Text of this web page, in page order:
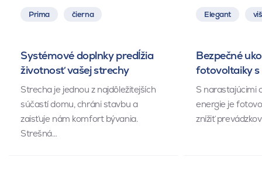
Prima čierna
Systémové doplnky predĺžia
životnosť vašej strechy
Strecha je jednou z najdôležitejších
súčastí domu, chráni stavbu a
zaisťuje nám komfort bývania.
Strešná…
Elegant
Bezpečné
fotovoltaiky
S narastajúcimi
energie je
znížiť